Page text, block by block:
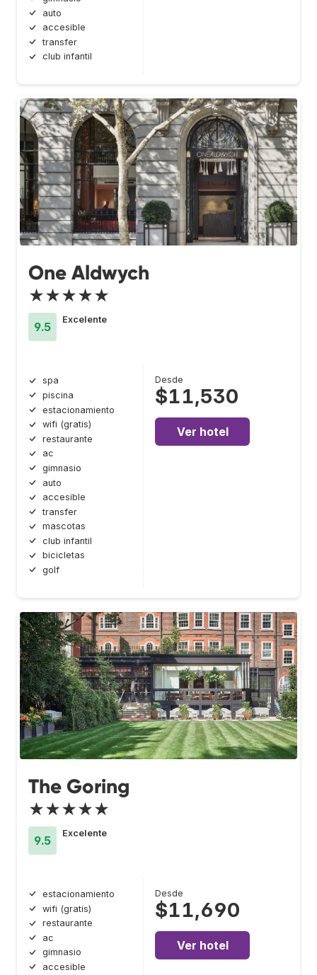
auto
accesible
transfer
club infantil
One Aldwych
★★★★★
9.5
Excelente
spa
piscina
estacionamiento
wifi (gratis)
restaurante
ac
gimnasio
auto
accesible
transfer
mascotas
club infantil
bicicletas
golf
Desde
$11,530
Ver hotel
The Goring
★★★★★
9.5
Excelente
estacionamiento
wifi (gratis)
restaurante
ac
gimnasio
accesible
Desde
$11,690
Ver hotel